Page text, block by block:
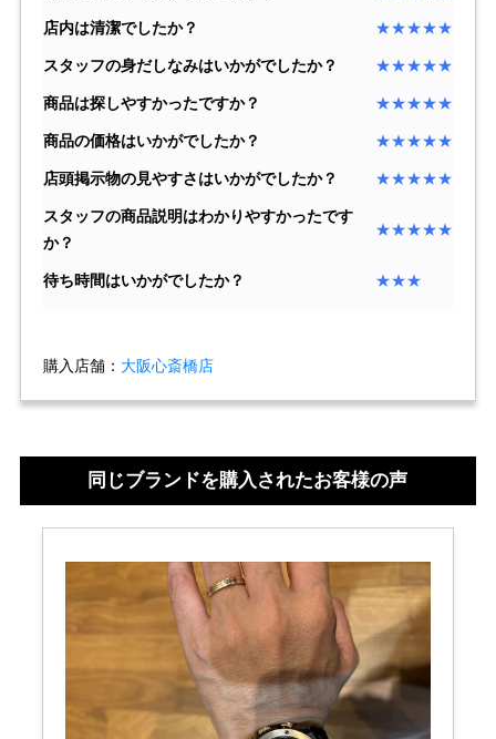
商品の状態から探す
中古品 アンティーク品
WEB限定品 SALE
詳細検索はこちら
ご利用ガイド
送料・お支払方法
ショッピングローンの流れ
お問い合わせ
店内は清潔でしたか？ ★★★★★
スタッフの身だしなみはいかがでしたか？ ★★★★★
商品は探しやすかったですか？ ★★★★★
商品の価格はいかがでしたか？ ★★★★★
店頭掲示物の見やすさはいかがでしたか？ ★★★★★
スタッフの商品説明はわかりやすかったです
か？
★★★★★
待ち時間はいかがでしたか？ ★★★
購入店舗： 大阪心斎橋店
同じブランドを購入されたお客様の声